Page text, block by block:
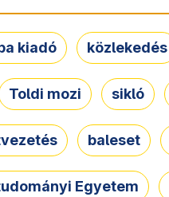
kiadó közlekedés
Toldi mozi sikló
baleset
Egyetem